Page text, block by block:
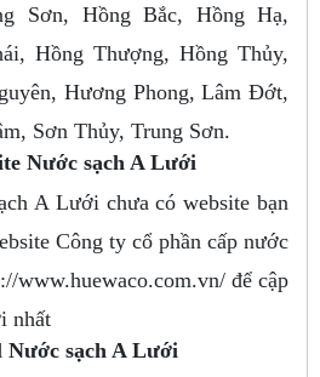
Sơn, Hồng Bắc, Hồng Hạ,
Hồng Thượng, Hồng Thủy,
Hương Phong, Lâm Đớt,
Sơn Thủy, Trung Sơn.
Nước sạch A Lưới
A Lưới chưa có website bạn
Công ty cổ phần cấp nước
www.huewaco.com.vn/ để cập
nhất
Nước sạch A Lưới